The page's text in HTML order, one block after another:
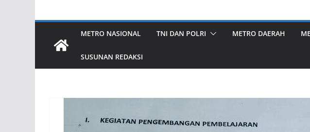
METRO NASIONAL TNI DAN POLRI METRO DAERAH
SUSUNAN REDAKSI